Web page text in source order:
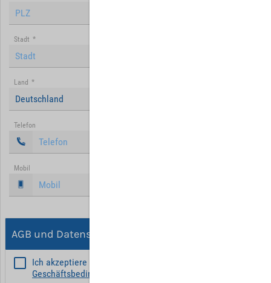
Stadt *
Land *
Deutschland
Telefon
Mobil
AGB und Datenschutz
Ich akzeptiere die
Geschäftsbedingungen